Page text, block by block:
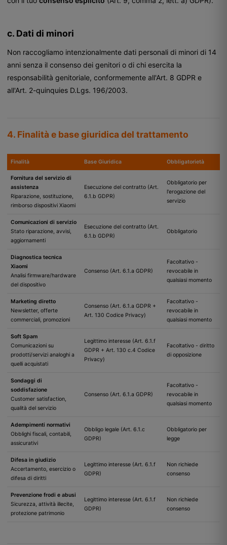
c. Dati di minori
Non raccogliamo intenzionalmente dati personali di minori di 14
anni senza il consenso dei genitori o di chi esercita la
responsabilità genitoriale, conformemente all'Art. 8 GDPR e
all'Art. 2-quinquies D.Lgs. 196/2003.
4. Finalità e base giuridica del trattamento
Finalità Base Giuridica Obbligatorietà
Fornitura del servizio di
assistenza
Riparazione, sostituzione,
rimborso dispositivi Xiaomi
Esecuzione del contratto (Art.
6.1.b GDPR)
Obbligatorio per
l'erogazione del
servizio
Comunicazioni di servizio
Stato riparazione, avvisi,
aggiornamenti
Esecuzione del contratto (Art.
6.1.b GDPR)
Obbligatorio
Diagnostica tecnica
Xiaomi
Analisi firmware/hardware
del dispositivo
Consenso (Art. 6.1.a GDPR)
Facoltativo -
revocabile in
qualsiasi momento
Marketing diretto
Newsletter, offerte
commerciali, promozioni
Consenso (Art. 6.1.a GDPR +
Art. 130 Codice Privacy)
Facoltativo -
revocabile in
qualsiasi momento
Soft Spam
Comunicazioni su
prodotti/servizi analoghi a
quelli acquistati
Legittimo interesse (Art. 6.1.f
GDPR + Art. 130 c.4 Codice
Privacy)
Facoltativo - diritto
di opposizione
Sondaggi di
soddisfazione
Customer satisfaction,
qualità del servizio
Consenso (Art. 6.1.a GDPR)
Facoltativo -
revocabile in
qualsiasi momento
Adempimenti normativi
Obblighi fiscali, contabili,
assicurativi
Obbligo legale (Art. 6.1.c
GDPR)
Obbligatorio per
legge
Difesa in giudizio
Accertamento, esercizio o
difesa di diritti
Legittimo interesse (Art. 6.1.f
GDPR)
Non richiede
consenso
Prevenzione frodi e abusi
Sicurezza, attività illecite,
protezione patrimonio
Legittimo interesse (Art. 6.1.f
GDPR)
Non richiede
consenso